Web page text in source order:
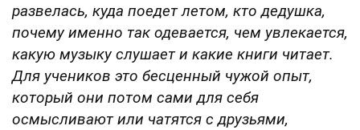
развелась, куда поедет летом, кто дедушка,
почему именно так одевается, чем увлекается,
какую музыку слушает и какие книги читает.
Для учеников это бесценный чужой опыт,
который они потом сами для себя
осмысливают или чатятся с друзьями,